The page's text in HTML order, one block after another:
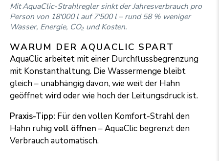
Mit AquaClic-Strahlregler sinkt der Jahresverbrauch pro
Person von 18'000 l auf 7'500 l – rund 58 % weniger
Wasser, Energie, CO₂ und Kosten.
WARUM DER AQUACLIC SPART
AquaClic arbeitet mit einer Durchflussbegrenzung
mit Konstanthaltung. Die Wassermenge bleibt
gleich – unabhängig davon, wie weit der Hahn
geöffnet wird oder wie hoch der Leitungsdruck ist.
Praxis-Tipp: Für den vollen Komfort-Strahl den
Hahn ruhigvoll öffnen – AquaClic begrenzt den
Verbrauch automatisch.